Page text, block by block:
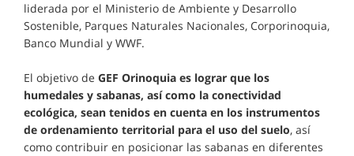
liderada por el Ministerio de Ambiente y Desarrollo
Sostenible, Parques Naturales Nacionales, Corporinoquia,
Banco Mundial y WWF.
El objetivo de GEF Orinoquia es lograr que los
humedales y sabanas, así como la conectividad
ecológica, sean tenidos en cuenta en los instrumentos
de ordenamiento territorial para el uso del suelo, así
como contribuir en posicionar las sabanas en diferentes